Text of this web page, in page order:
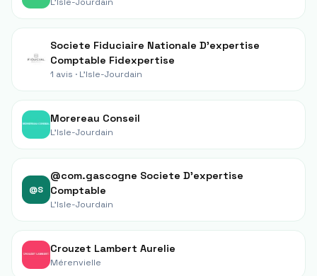
Societe Fiduciaire Nationale D'expertise
Comptable Fidexpertise
1 avis · L'Isle-Jourdain
Morereau Conseil
L'Isle-Jourdain
@S
@com.gascogne Societe D'expertise
Comptable
L'Isle-Jourdain
Crouzet Lambert Aurelie
Mérenvielle